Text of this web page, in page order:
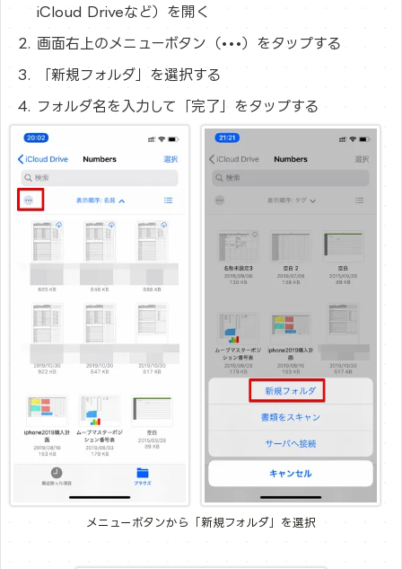
iCloud Driveなど）を開く
画面右上のメニューボタン（•••）をタップする
「新規フォルダ」を選択する
フォルダ名を入力して「完了」をタップする
メニューボタンから「新規フォルダ」を選択